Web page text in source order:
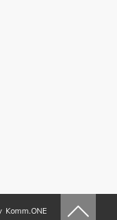
Komm.ONE